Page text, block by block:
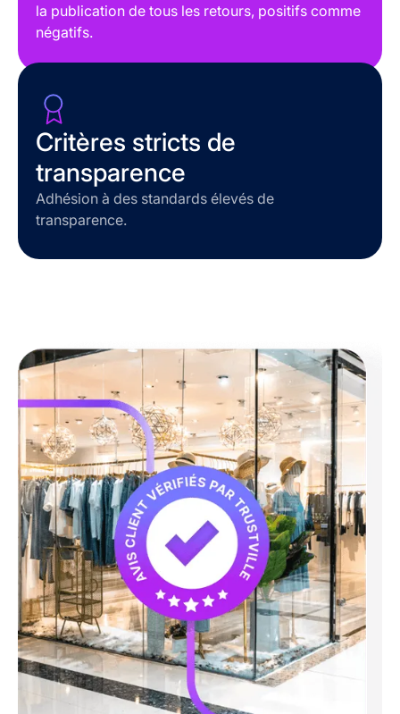
la publication de tous les retours, positifs comme
négatifs.
Critères stricts de
transparence
Adhésion à des standards élevés de
transparence.